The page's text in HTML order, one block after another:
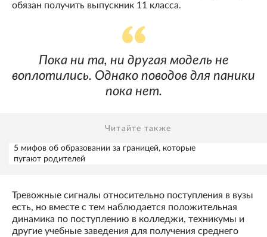
обязан получить выпускник 11 класса.
Пока ни та, ни другая модель не
воплотились. Однако поводов для паники
пока нет.
Читайте также
5 мифов об образовании за границей, которые
пугают родителей
Тревожные сигналы относительно поступления в вузы
есть, но вместе с тем наблюдается положительная
динамика по поступлению в колледжи, техникумы и
другие учебные заведения для получения среднего